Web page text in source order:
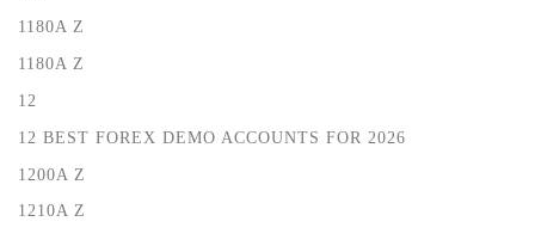
1180A Z
1180A Z
12
12 BEST FOREX DEMO ACCOUNTS FOR 2026
1200A Z
1210A Z